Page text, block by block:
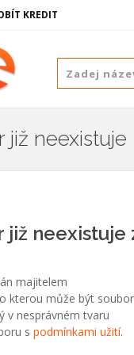
KREDIT
již neexistuje
již
majitelem
kterou může být
v nesprávném tvaru
s podmínkami užití.